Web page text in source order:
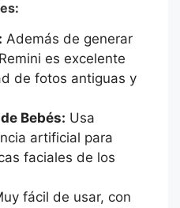
Además de generar
es excelente
de fotos antiguas y
Bebés: Usa
artificial para
faciales de los
fácil de usar, con